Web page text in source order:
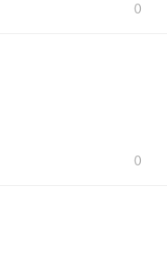
0
0